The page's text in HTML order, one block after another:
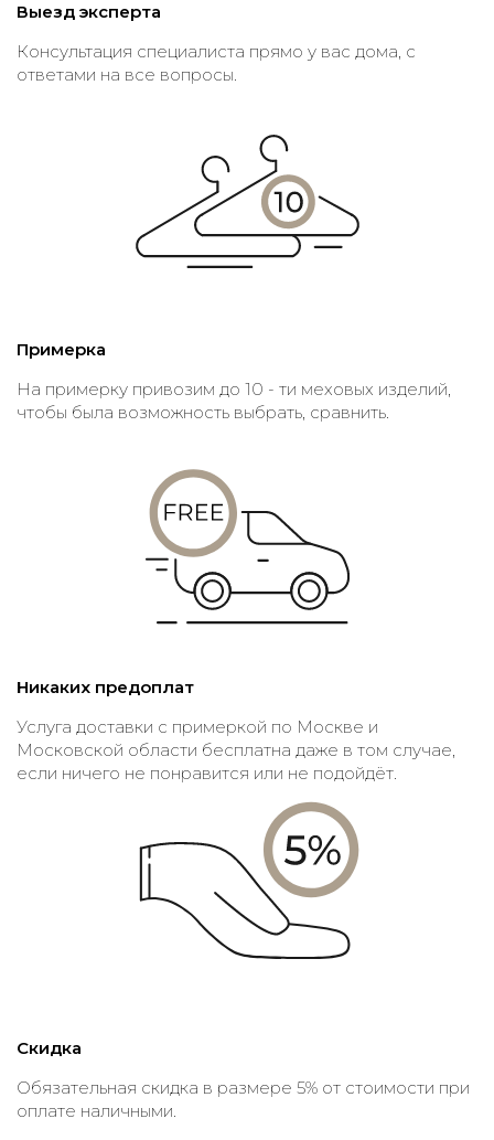
Выезд эксперта
Консультация специалиста прямо у вас дома, с
ответами на все вопросы.
Примерка
На примерку привозим до 10 - ти меховых изделий,
чтобы была возможность выбрать, сравнить.
Никаких предоплат
Услуга доставки с примеркой по Москве и
Московской области бесплатна даже в том случае,
если ничего не понравится или не подойдёт.
Скидка
Обязательная скидка в размере 5% от стоимости при
оплате наличными.